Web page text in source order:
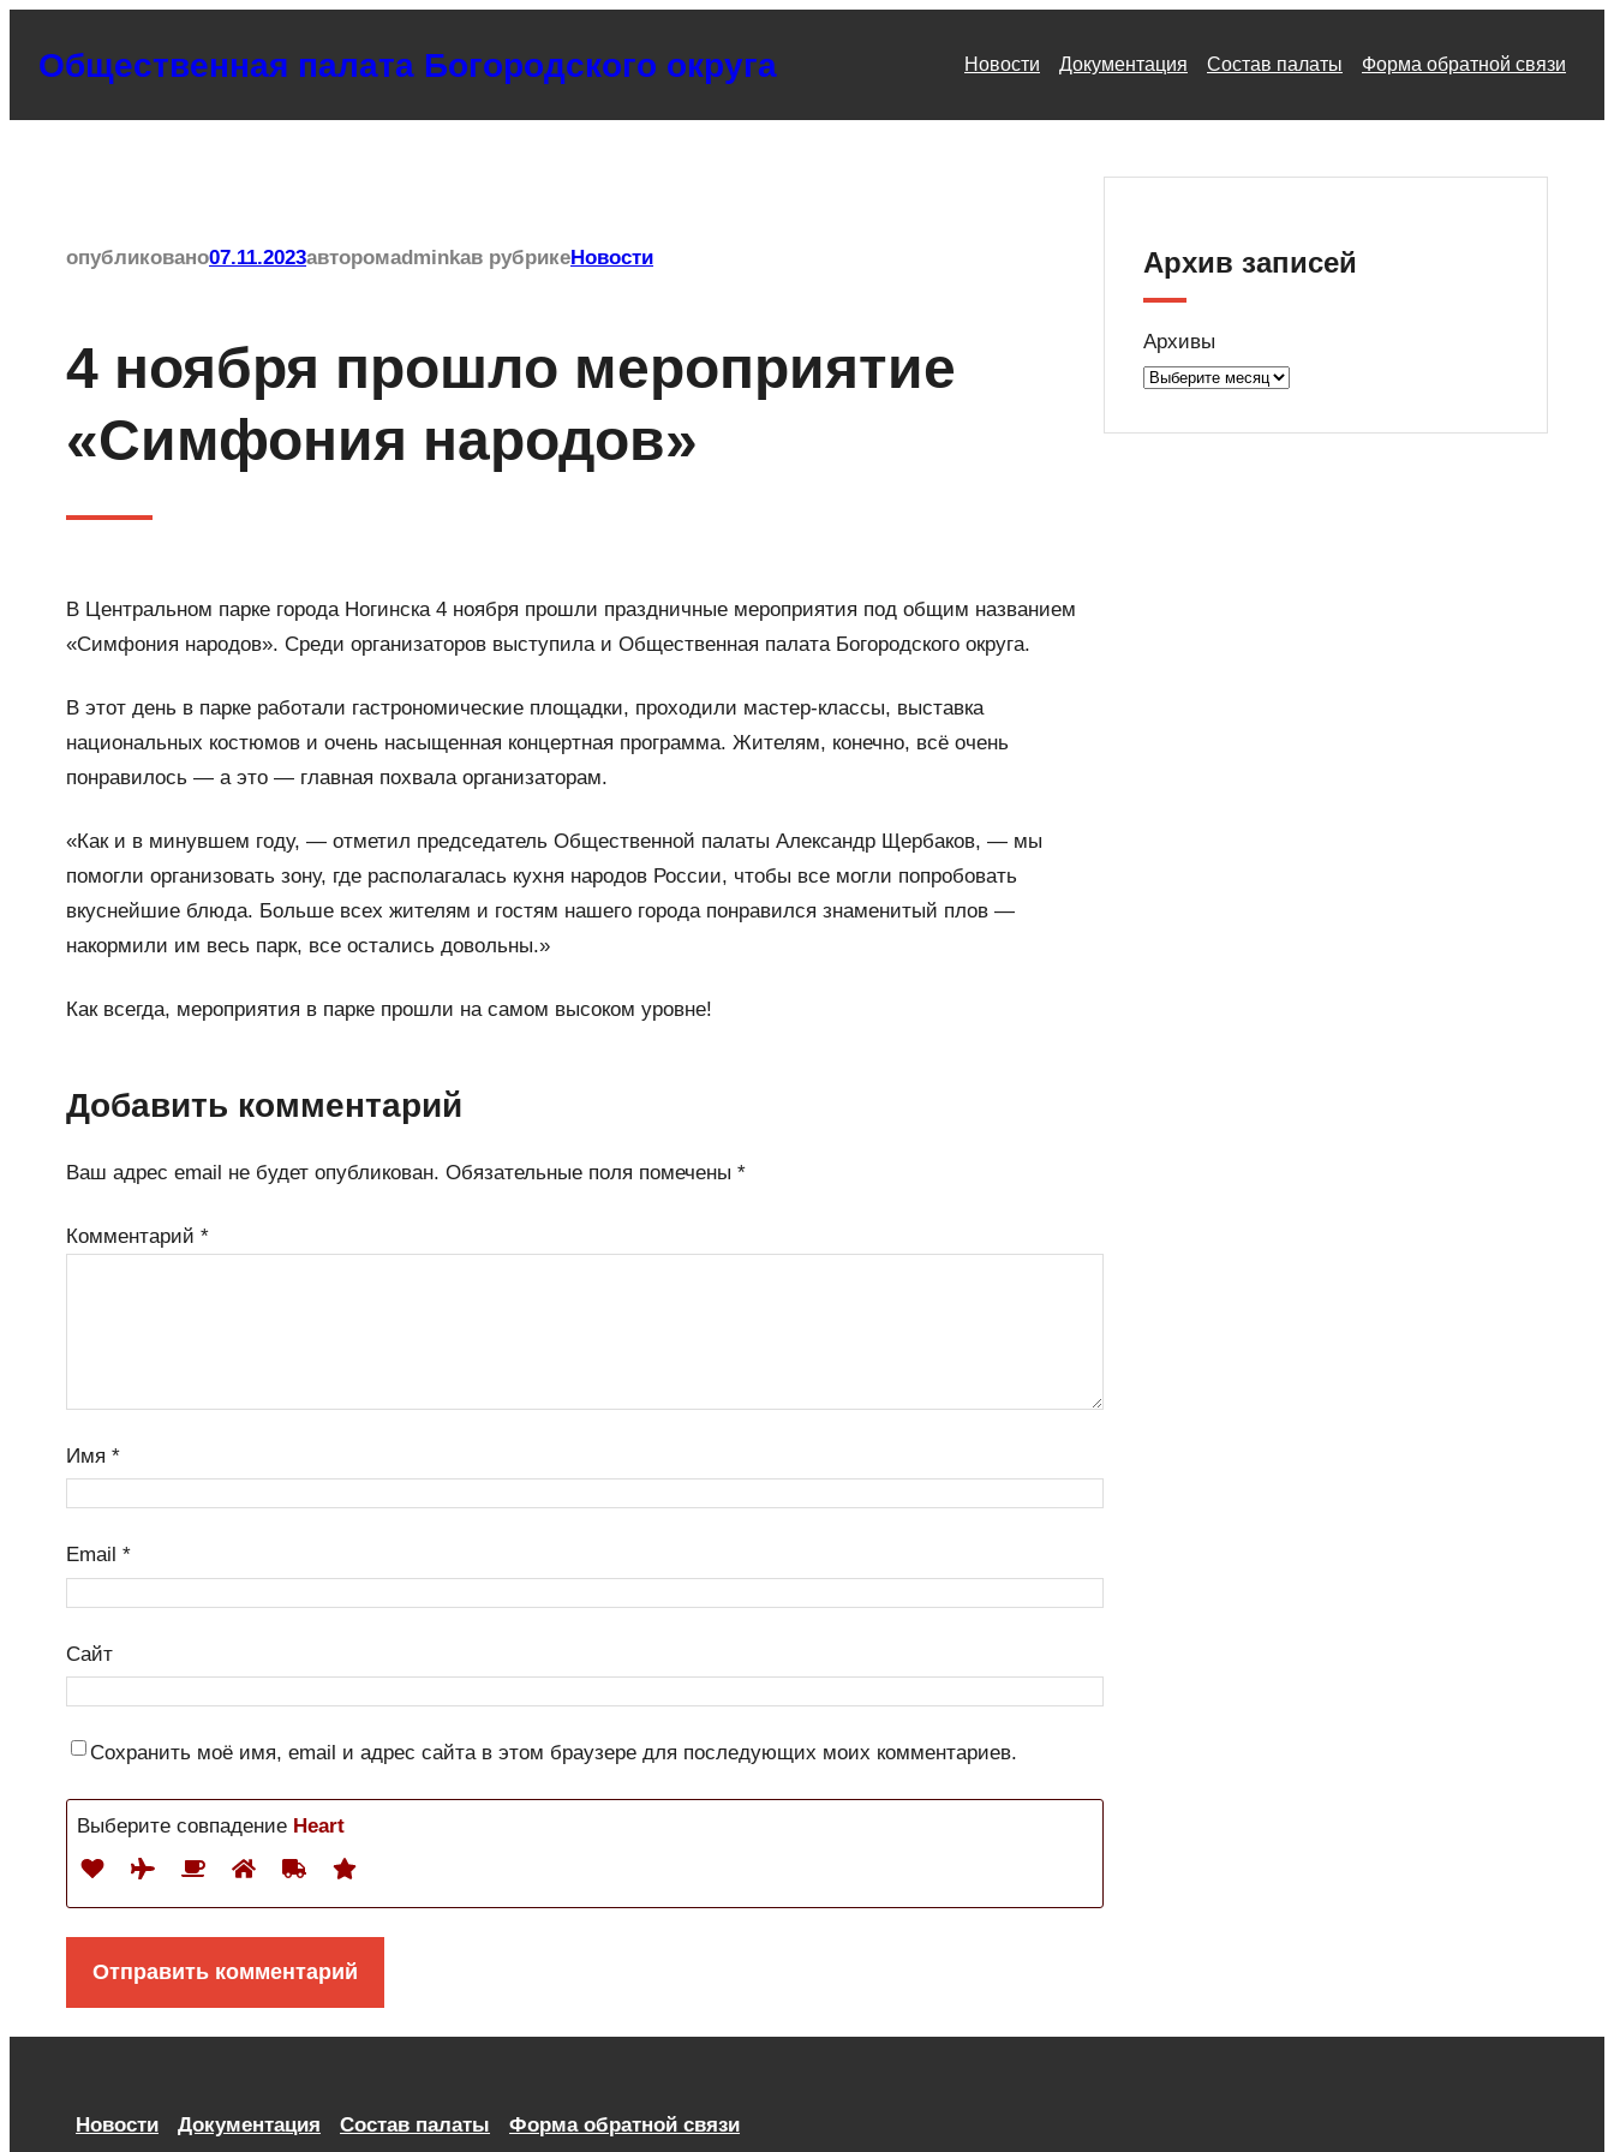
Общественная палата Богородского округа Новости Документация Состав палаты Форма обратной связи
опубликовано07.11.2023авторомadminkaв рубрикеНовости
4 ноября прошло мероприятие
«Симфония народов»
В Центральном парке города Ногинска 4 ноября прошли праздничные мероприятия под общим названием
«Симфония народов». Среди организаторов выступила и Общественная палата Богородского округа.
В этот день в парке работали гастрономические площадки, проходили мастер-классы, выставка
национальных костюмов и очень насыщенная концертная программа. Жителям, конечно, всё очень
понравилось — а это — главная похвала организаторам.
«Как и в минувшем году, — отметил председатель Общественной палаты Александр Щербаков, — мы
помогли организовать зону, где располагалась кухня народов России, чтобы все могли попробовать
вкуснейшие блюда. Больше всех жителям и гостям нашего города понравился знаменитый плов —
накормили им весь парк, все остались довольны.»
Как всегда, мероприятия в парке прошли на самом высоком уровне!
Добавить комментарий
Ваш адрес email не будет опубликован. Обязательные поля помечены*
Комментарий*
Имя*
Email*
Сайт
Сохранить моё имя, email и адрес сайта в этом браузере для последующих моих комментариев.
Выберите совпадение Heart
Архив записей
Архивы
Новости Документация Состав палаты Форма обратной связи